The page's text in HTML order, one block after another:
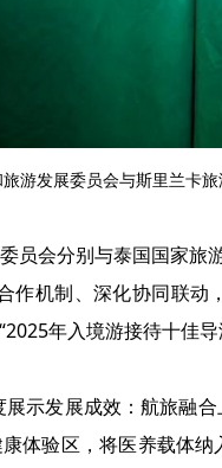
游发展委员会与斯里兰卡旅
员会分别与泰国国家
作机制、深化协同联
年入境游接待十佳导
展示发展成效：航旅融
体验区，将医养载体